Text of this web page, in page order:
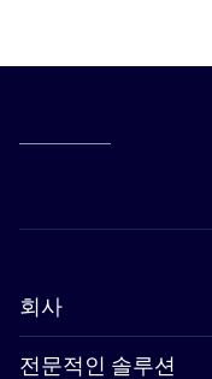
회사
전문적인 솔루션